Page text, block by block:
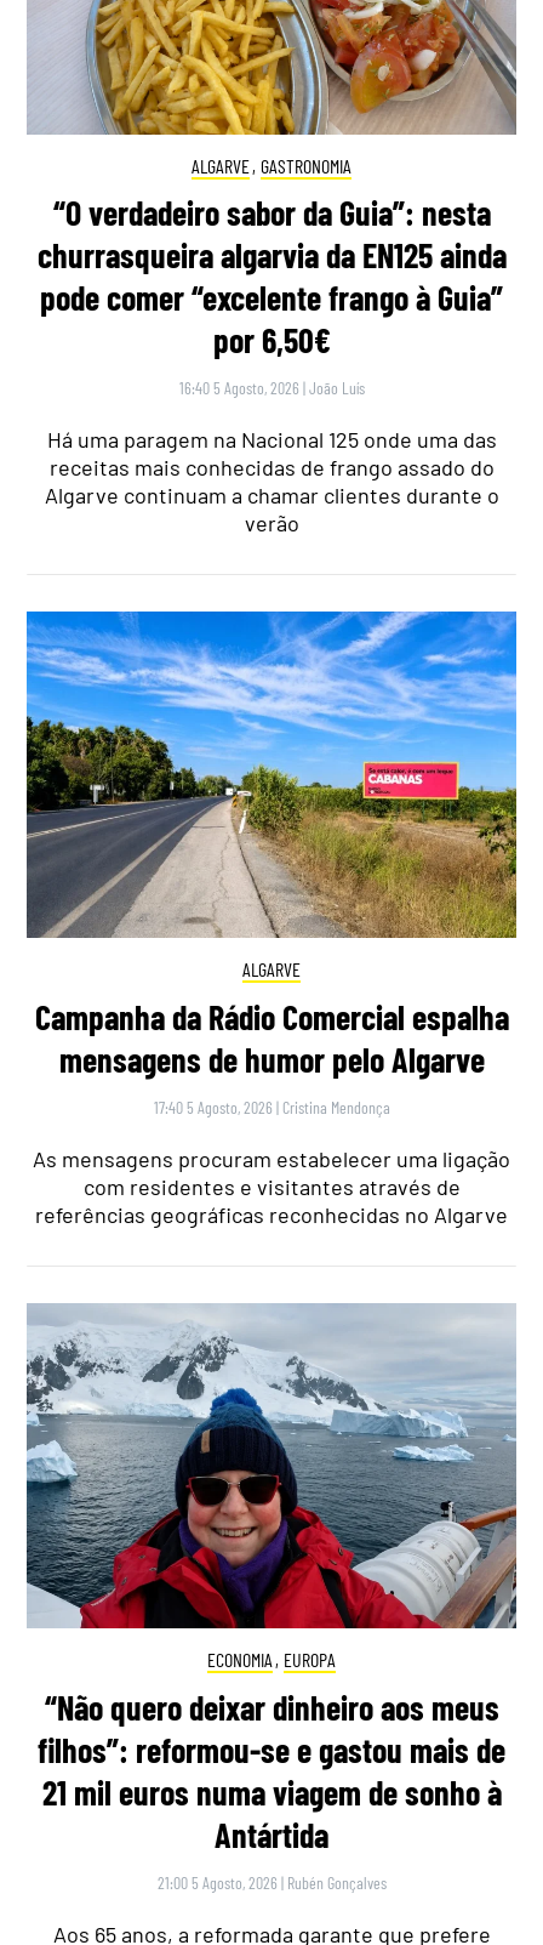
ALGARVE, GASTRONOMIA
“O verdadeiro sabor da Guia”: nesta
churrasqueira algarvia da EN125 ainda
pode comer “excelente frango à Guia”
por 6,50€
16:40 5 Agosto, 2026 |João Luís
Há uma paragem na Nacional 125 onde uma das
receitas mais conhecidas de frango assado do
Algarve continuam a chamar clientes durante o
verão
ALGARVE
Campanha da Rádio Comercial espalha
mensagens de humor pelo Algarve
17:40 5 Agosto, 2026 | Cristina Mendonça
As mensagens procuram estabelecer uma ligação
com residentes e visitantes através de
referências geográficas reconhecidas no Algarve
ECONOMIA , EUROPA
“Não quero deixar dinheiro aos meus
filhos”: reformou-se e gastou mais de
21 mil euros numa viagem de sonho à
Antártida
21:00 5 Agosto, 2026 | Rubén Gonçalves
Aos 65 anos, a reformada garante que prefere